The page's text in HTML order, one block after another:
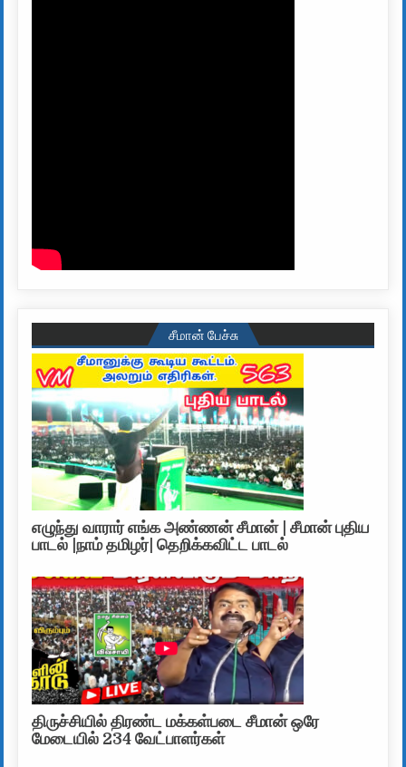
சீமான் பேச்சு
எழுந்து வாரார் எங்க அண்ணன் சீமான் | சீமான் புதிய
பாடல் |நாம் தமிழர்| தெறிக்கவிட்ட பாடல்
திருச்சியில் திரண்ட மக்கள்படை சீமான் ஒரே
மேடையில் 234 வேட்பாளர்கள்